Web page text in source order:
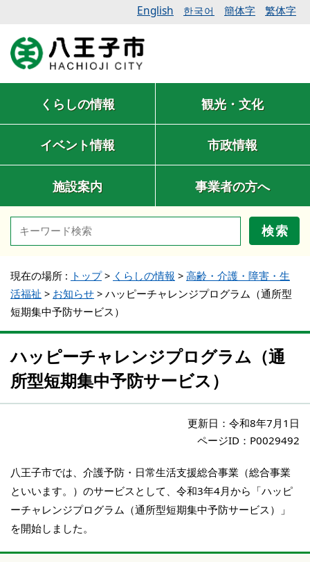
English 한국어 簡体字 繁体字
くらしの情報 観光・文化
イベント情報 市政情報
施設案内 事業者の方へ
検索
現在の場所 : トップ> くらしの情報 > 高齢・介護・障害・生
活福祉 > お知らせ > ハッピーチャレンジプログラム（通所型
短期集中予防サービス）
ハッピーチャレンジプログラム（通
所型短期集中予防サービス）
更新日： 令和8年7月1日
ページID：P0029492
八王子市では、介護予防・日常生活支援総合事業（総合事業
といいます。）のサービスとして、令和3年4月から「ハッピ
ーチャレンジプログラム（通所型短期集中予防サービス）」
を開始しました。